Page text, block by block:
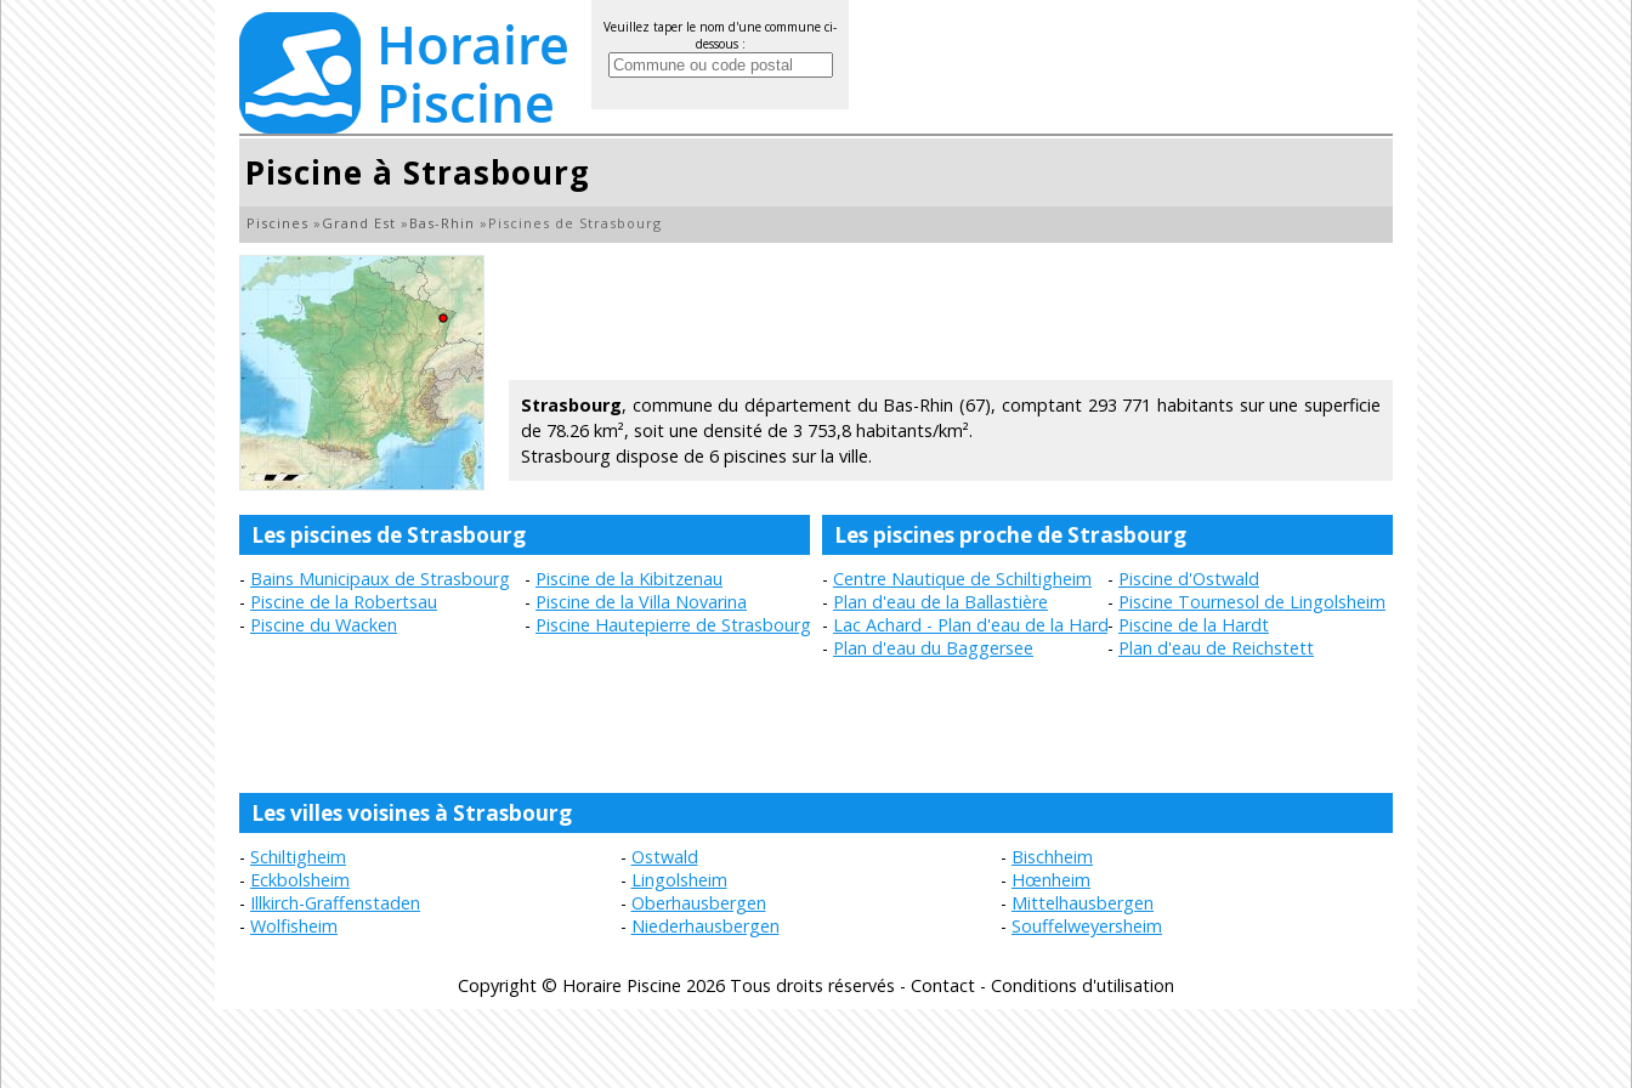
Veuillez taper le nom d'une commune ci-
dessous :
Piscine à Strasbourg
Piscines » Grand Est » Bas-Rhin » Piscines de Strasbourg
Strasbourg, commune du département du Bas-Rhin (67), comptant 293 771 habitants sur une superficie
de 78.26 km², soit une densité de 3 753,8 habitants/km².
Strasbourg dispose de 6 piscines sur la ville.
Les piscines de Strasbourg
Bains Municipaux de Strasbourg
Piscine de la Kibitzenau
Piscine de la Robertsau
Piscine de la Villa Novarina
Piscine du Wacken
Piscine Hautepierre de Strasbourg
Les piscines proche de Strasbourg
Centre Nautique de Schiltigheim
Piscine d'Ostwald
Plan d'eau de la Ballastière
Piscine Tournesol de Lingolsheim
Lac Achard - Plan d'eau de la Hardt Piscine de la Hardt
Plan d'eau du Baggersee
Plan d'eau de Reichstett
Les villes voisines à Strasbourg
Schiltigheim Ostwald
Bischheim
Eckbolsheim
Lingolsheim
Hœnheim
Illkirch-Graffenstaden
Oberhausbergen
Mittelhausbergen
Wolfisheim
Niederhausbergen Souffelweyersheim
Copyright © Horaire Piscine 2026 Tous droits réservés - Contact - Conditions d'utilisation